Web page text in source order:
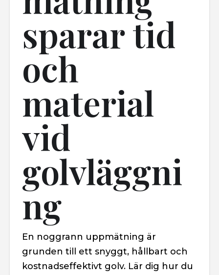
sparar tid
och
material
vid
golvläggni
ng
En noggrann uppmätning är
grunden till ett snyggt, hållbart och
kostnadseffektivt golv. Lär dig hur du